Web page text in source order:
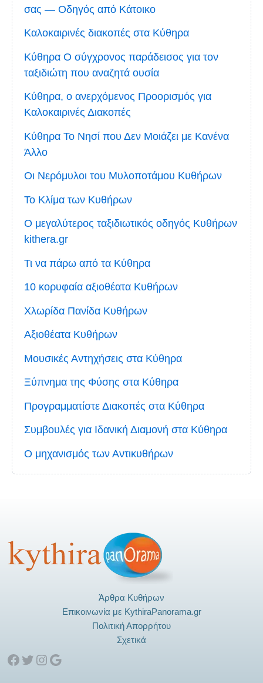
σας — Οδηγός από Κάτοικο
Καλοκαιρινές διακοπές στα Κύθηρα
Κύθηρα Ο σύγχρονος παράδεισος για τον
ταξιδιώτη που αναζητά ουσία
Κύθηρα, ο ανερχόμενος Προορισμός για
Καλοκαιρινές Διακοπές
Κύθηρα Το Νησί που Δεν Μοιάζει με Κανένα
Άλλο
Οι Νερόμυλοι του Μυλοποτάμου Κυθήρων
Το Κλίμα των Κυθήρων
Ο μεγαλύτερος ταξιδιωτικός οδηγός Κυθήρων
kithera.gr
Τι να πάρω από τα Κύθηρα
10 κορυφαία αξιοθέατα Κυθήρων
Χλωρίδα Πανίδα Κυθήρων
Αξιοθέατα Κυθήρων
Μουσικές Αντηχήσεις στα Κύθηρα
Ξύπνημα της Φύσης στα Κύθηρα
Προγραμματίστε Διακοπές στα Κύθηρα
Συμβουλές για Ιδανική Διαμονή στα Κύθηρα
Ο μηχανισμός των Αντικυθήρων
Άρθρα Κυθήρων
Επικοινωνία με KythiraPanorama.gr
Πολιτική Απορρήτου
Σχετικά
Facebook
Twitter
Instagram
Google